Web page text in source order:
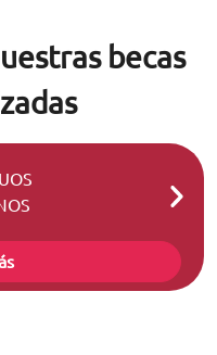
becas
-